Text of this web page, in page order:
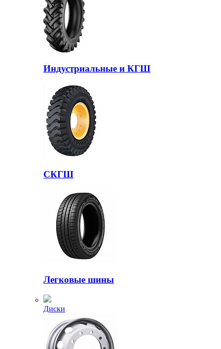
Индустриальные и КГШ
СКГШ
Легковые шины
Диски